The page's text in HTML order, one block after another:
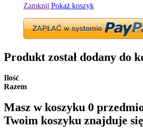
Zamknij Pokaż koszyk
Produkt został dodany do
Ilość
Razem
Masz w koszyku 0
Twoim koszyku znajduje